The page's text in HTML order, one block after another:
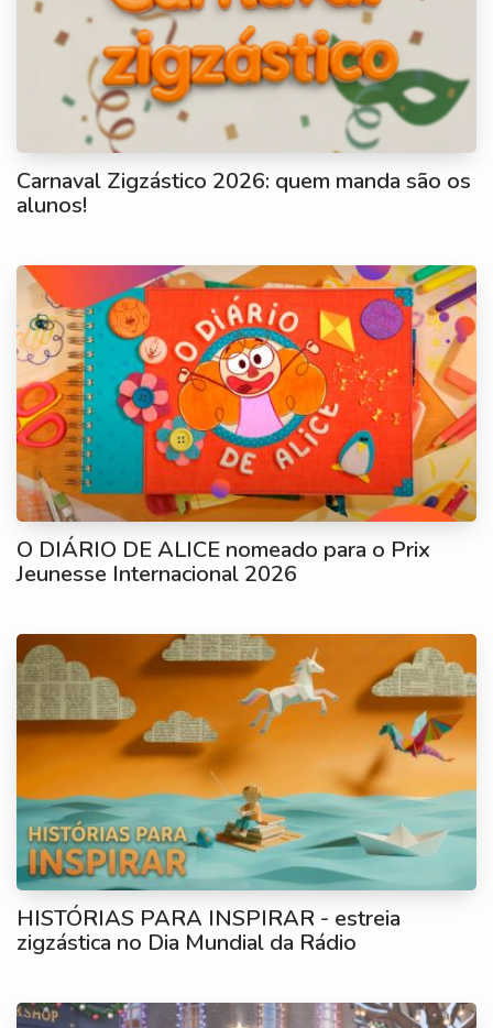
Carnaval Zigzástico 2026: quem manda são os
alunos!
O DIÁRIO DE ALICE nomeado para o Prix
Jeunesse Internacional 2026
HISTÓRIAS PARA INSPIRAR - estreia
zigzástica no Dia Mundial da Rádio